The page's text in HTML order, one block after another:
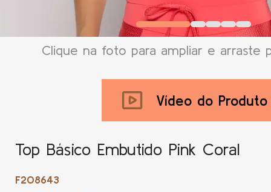
Clique na foto para ampliar e arraste
Vídeo do Produto
Top Básico Embutido Pink Coral
F208643